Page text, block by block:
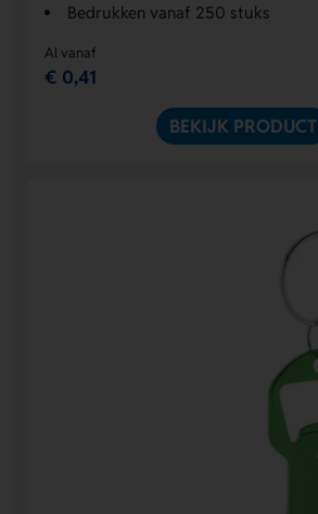
Bedrukken vanaf 250 stuks
Al vanaf
€ 0,41
BEKIJK PRODUCT